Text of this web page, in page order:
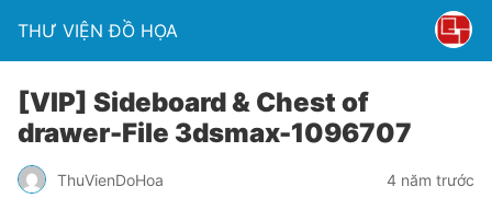
THƯ VIỆN ĐỒ HỌA
[VIP] Sideboard & Chest of
drawer-File 3dsmax-1096707
ThuVienDoHoa 4 năm trước